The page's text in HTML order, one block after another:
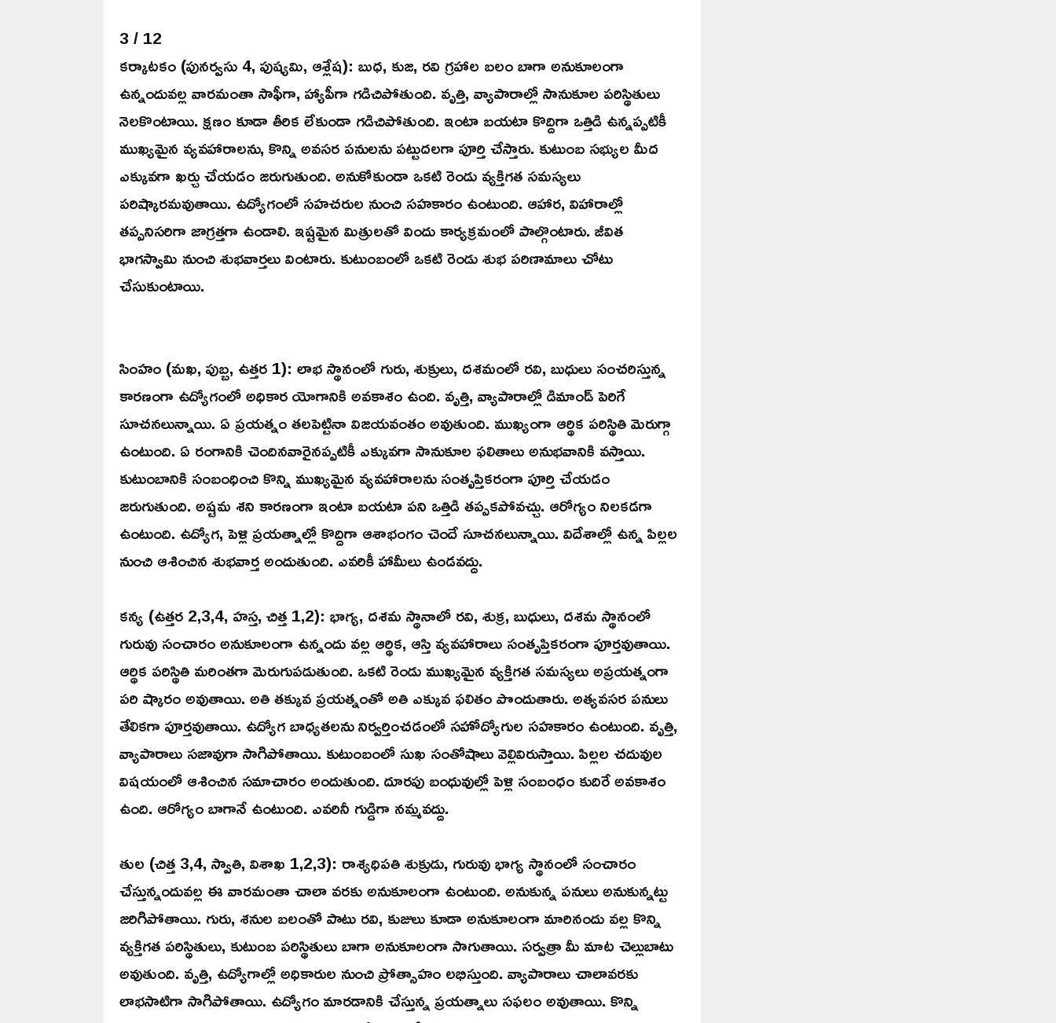
3 / 12
కర్కాటకం (పునర్వసు 4, పుష్యమి, ఆశ్లేష): బుధ, కుజ, రవి గ్రహాల బలం బాగా అనుకూలంగా
ఉన్నందువల్ల వారమంతా సాఫీగా, హ్యాపీగా గడిచిపోతుంది. వృత్తి, వ్యాపారాల్లో సానుకూల పరిస్థితులు
నెలకొంటాయి. క్షణం కూడా తీరిక లేకుండా గడిచిపోతుంది. ఇంటా బయటా కొద్దిగా ఒత్తిడి ఉన్నప్పటికీ
ముఖ్యమైన వ్యవహారాలను, కొన్ని అవసర పనులను పట్టుదలగా పూర్తి చేస్తారు. కుటుంబ సభ్యుల మీద
ఎక్కువగా ఖర్చు చేయడం జరుగుతుంది. అనుకోకుండా ఒకటి రెండు వ్యక్తిగత సమస్యలు
పరిష్కారమవుతాయి. ఉద్యోగంలో సహచరుల నుంచి సహకారం ఉంటుంది. ఆహార, విహారాల్లో
తప్పనిసరిగా జాగ్రత్తగా ఉండాలి. ఇష్టమైన మిత్రులతో విందు కార్యక్రమంలో పాల్గొంటారు. జీవిత
భాగస్వామి నుంచి శుభవార్తలు వింటారు. కుటుంబంలో ఒకటి రెండు శుభ పరిణామాలు చోటు
చేసుకుంటాయి.
సింహం (మఖ, పుబ్బ, ఉత్తర 1): లాభ స్థానంలో గురు, శుక్రులు, దశమంలో రవి, బుధులు సంచరిస్తున్న
కారణంగా ఉద్యోగంలో అధికార యోగానికి అవకాశం ఉంది. వృత్తి, వ్యాపారాల్లో డిమాండ్ పెరిగే
సూచనలున్నాయి. ఏ ప్రయత్నం తలపెట్టినా విజయవంతం అవుతుంది. ముఖ్యంగా ఆర్థిక పరిస్థితి మెరుగ్గా
ఉంటుంది. ఏ రంగానికి చెందినవారైనప్పటికీ ఎక్కువగా సానుకూల ఫలితాలు అనుభవానికి వస్తాయి.
కుటుంబానికి సంబంధించి కొన్ని ముఖ్యమైన వ్యవహారాలను సంతృప్తికరంగా పూర్తి చేయడం
జరుగుతుంది. అష్టమ శని కారణంగా ఇంటా బయటా పని ఒత్తిడి తప్పకపోవచ్చు. ఆరోగ్యం నిలకడగా
ఉంటుంది. ఉద్యోగ, పెళ్లి ప్రయత్నాల్లో కొద్దిగా ఆశాభంగం చెందే సూచనలున్నాయి. విదేశాల్లో ఉన్న పిల్లల
నుంచి ఆశించిన శుభవార్త అందుతుంది. ఎవరికీ హామీలు ఉండవద్దు.
కన్య (ఉత్తర 2,3,4, హస్త, చిత్త 1,2): భాగ్య, దశమ స్థానాలో రవి, శుక్ర, బుధులు, దశమ స్థానంలో
గురువు సంచారం అనుకూలంగా ఉన్నందు వల్ల ఆర్థిక, ఆస్తి వ్యవహారాలు సంతృప్తికరంగా పూర్తవుతాయి.
ఆర్థిక పరిస్థితి మరింతగా మెరుగుపడుతుంది. ఒకటి రెండు ముఖ్యమైన వ్యక్తిగత సమస్యలు అప్రయత్నంగా
పరి ష్కారం అవుతాయి. అతి తక్కువ ప్రయత్నంతో అతి ఎక్కువ ఫలితం పొందుతారు. అత్యవసర పనులు
తేలికగా పూర్తవుతాయి. ఉద్యోగ బాధ్యతలను నిర్వర్తించడంలో సహోద్యోగుల సహకారం ఉంటుంది. వృత్తి,
వ్యాపారాలు సజావుగా సాగిపోతాయి. కుటుంబంలో సుఖ సంతోషాలు వెల్లివిరుస్తాయి. పిల్లల చదువుల
విషయంలో ఆశించిన సమాచారం అందుతుంది. దూరపు బంధువుల్లో పెళ్లి సంబంధం కుదిరే అవకాశం
ఉంది. ఆరోగ్యం బాగానే ఉంటుంది. ఎవరినీ గుడ్డిగా నమ్మవద్దు.
తుల (చిత్త 3,4, స్వాతి, విశాఖ 1,2,3): రాశ్యధిపతి శుక్రుడు, గురువు భాగ్య స్థానంలో సంచారం
చేస్తున్నందువల్ల ఈ వారమంతా చాలా వరకు అనుకూలంగా ఉంటుంది. అనుకున్న పనులు అనుకున్నట్టు
జరిగిపోతాయి. గురు, శనుల బలంతో పాటు రవి, కుజులు కూడా అనుకూలంగా మారినందు వల్ల కొన్ని
వ్యక్తిగత పరిస్థితులు, కుటుంబ పరిస్థితులు బాగా అనుకూలంగా సాగుతాయి. సర్వత్రా మీ మాట చెల్లుబాటు
అవుతుంది. వృత్తి, ఉద్యోగాల్లో అధికారుల నుంచి ప్రోత్సాహం లభిస్తుంది. వ్యాపారాలు చాలావరకు
లాభసాటిగా సాగిపోతాయి. ఉద్యోగం మారడానికి చేస్తున్న ప్రయత్నాలు సఫలం అవుతాయి. కొన్ని